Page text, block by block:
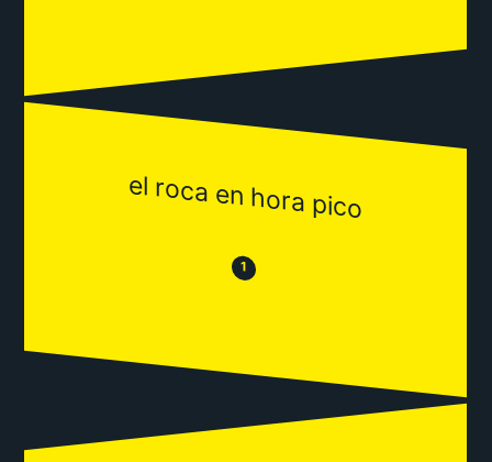
el roca en hora pico
😒 1 😂